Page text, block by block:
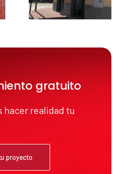
gratuito
hacer realidad tu
proyecto